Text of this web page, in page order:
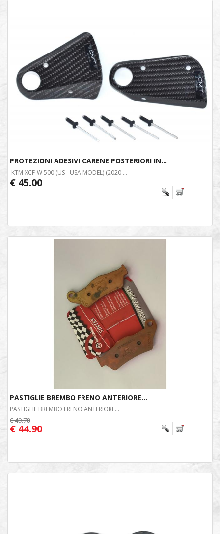
PROTEZIONI ADESIVI CARENE POSTERIORI IN...
KTM XCF-W 500 (US - USA MODEL) (2020 ...
€ 45.00
PASTIGLIE BREMBO FRENO ANTERIORE...
PASTIGLIE BREMBO FRENO ANTERIORE...
€ 49.78
€ 44.90